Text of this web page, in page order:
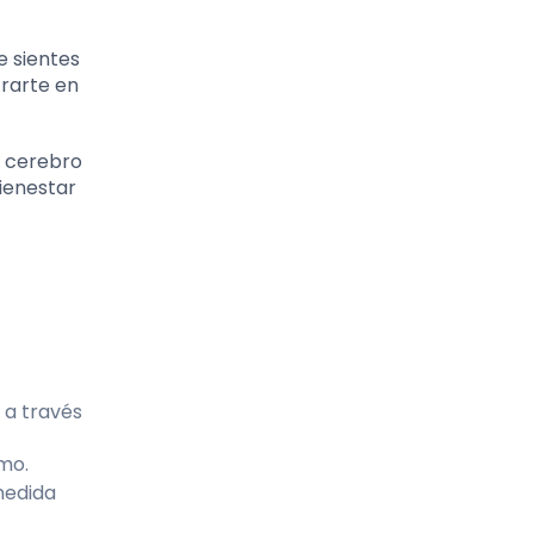
sientes
en
cerebro
través